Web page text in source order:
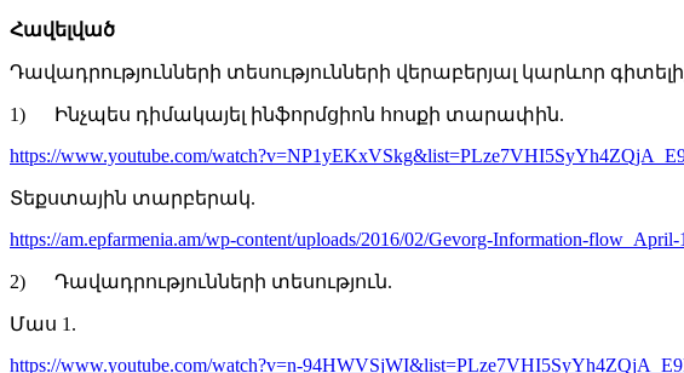
Հավելված
Դավադրությունների տեսությունների վերաբերյալ կարևոր
1) Ինչպես դիմակայել ինֆորմցիոն հոսքի տարափին.
https://www.youtube.com/
Տեքստային տարբերակ.
https://am.epfarmenia.am/wp-content/uploads/2016/02/Gevorg-Information-
2) Դավադրությունների տեսություն.
Մաս 1.
https://www.youtube.com/watch?v=n-